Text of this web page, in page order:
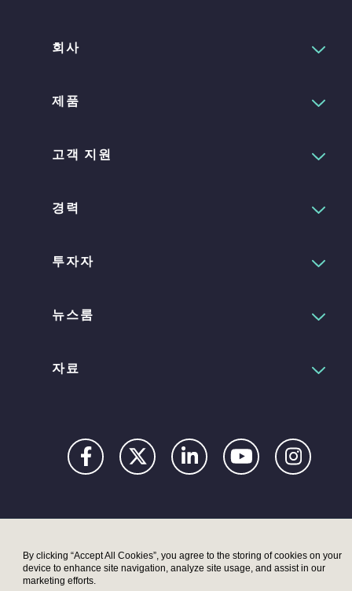
By clicking “Accept All Cookies”, you agree to the storing of cookies on your
device to enhance site navigation, analyze site usage, and assist in our
marketing efforts.
회사
제품
고객 지원
경력
투자자
뉴스룸
자료
Accessibility
Statement
Modern
Slavery